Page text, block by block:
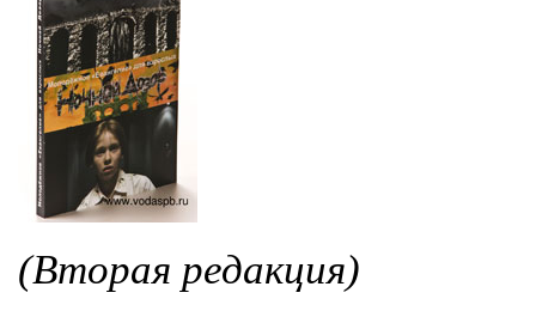
(Вторая редакция)